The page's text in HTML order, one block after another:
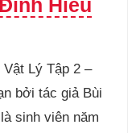
Hiếu
Lý Tập 2 –
bởi tác giả Bùi
sinh viên năm